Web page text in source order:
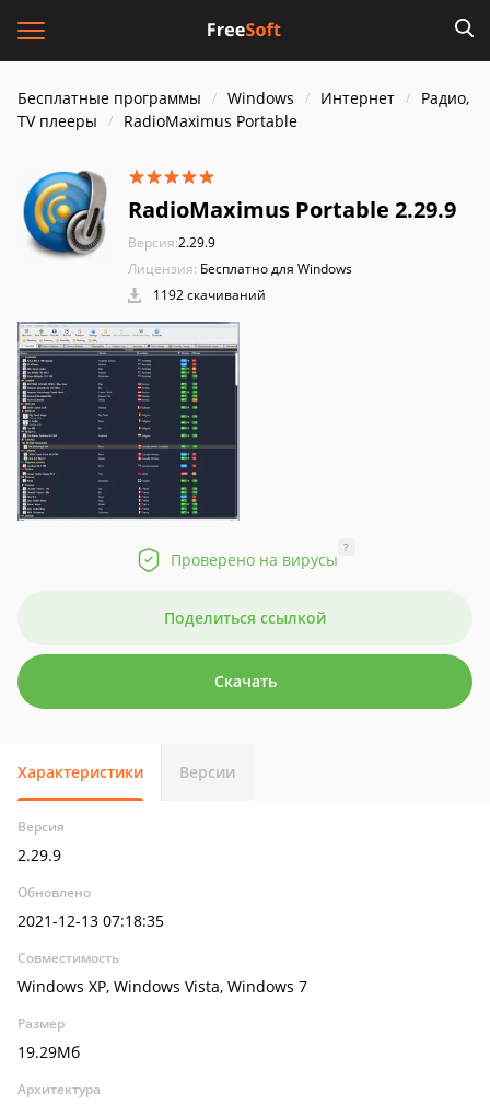
Бесплатные программы Windows Интернет
Радио,
TV плееры
RadioMaximus Portable
RadioMaximus Portable 2.29.9
Версия:2.29.9
Лицензия: Бесплатно для Windows
1192 скачиваний
Проверено на вирусы
?
Поделиться ссылкой
Скачать
Характеристики Версии
Версия
2.29.9
Обновлено
2021-12-13 07:18:35
Совместимость
Windows XP, Windows Vista, Windows 7
Размер
19.29Мб
Архитектура